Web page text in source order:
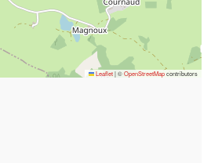
Leaflet|©OpenStreetMapcontributors